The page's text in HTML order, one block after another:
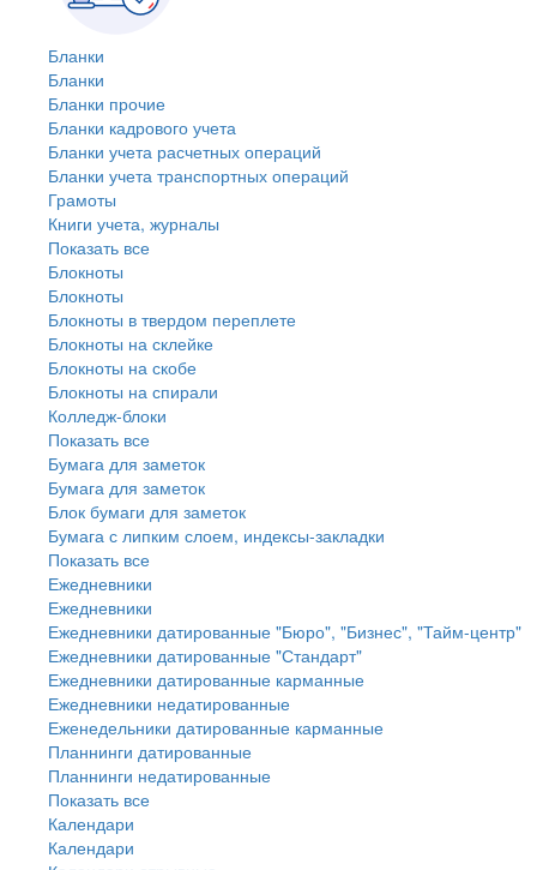
Бланки
Бланки
Бланки прочие
Бланки кадрового учета
Бланки учета расчетных операций
Бланки учета транспортных операций
Грамоты
Книги учета, журналы
Показать все
Блокноты
Блокноты
Блокноты в твердом переплете
Блокноты на склейке
Блокноты на скобе
Блокноты на спирали
Колледж-блоки
Показать все
Бумага для заметок
Бумага для заметок
Блок бумаги для заметок
Бумага с липким слоем, индексы-закладки
Показать все
Ежедневники
Ежедневники
Ежедневники датированные "Бюро", "Бизнес", "Тайм-центр"
Ежедневники датированные "Стандарт"
Ежедневники датированные карманные
Ежедневники недатированные
Еженедельники датированные карманные
Планнинги датированные
Планнинги недатированные
Показать все
Календари
Календари